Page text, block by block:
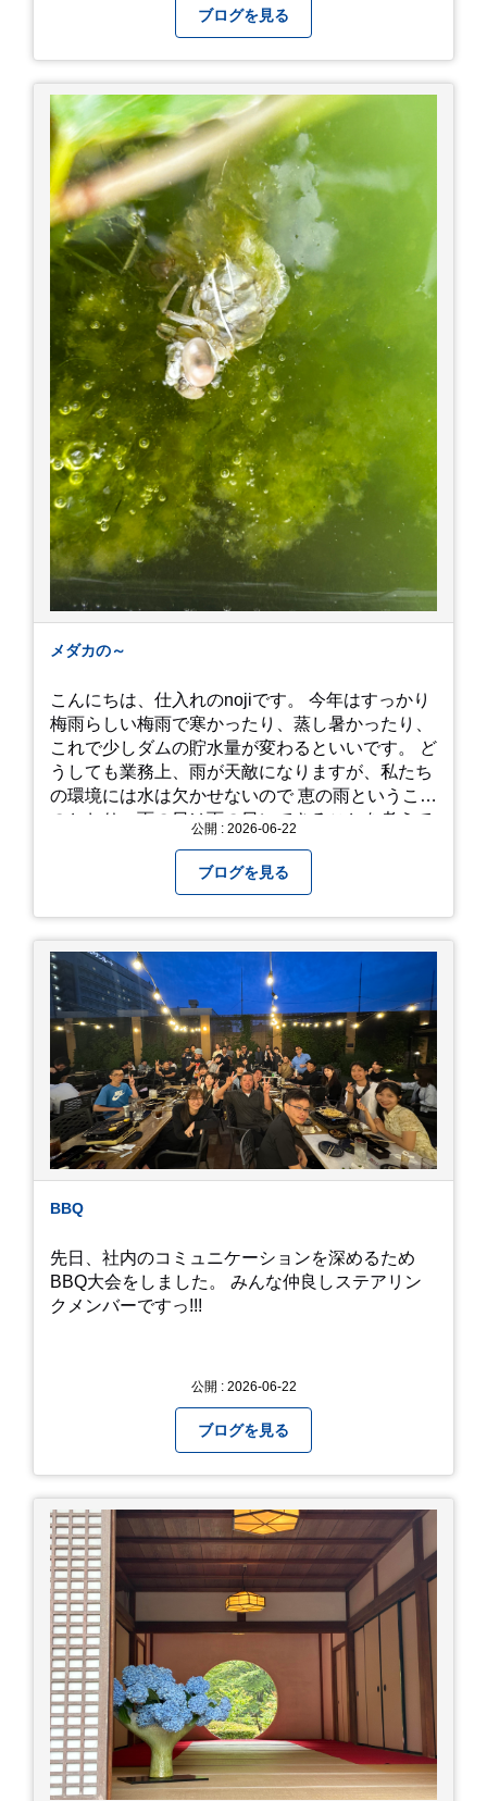
て本当に良かったです！ そして美味しい物もたく
さん。 写真は地元のスーパーで買った自分へのお
土産たち。 お好み焼きもやっぱり美味しいです
ね！ 広島また遊びに行きたいです♪
ブログを見る
メダカの～
こんにちは、仕入れのnojiです。 今年はすっかり
梅雨らしい梅雨で寒かったり、蒸し暑かったり、
これで少しダムの貯水量が変わるといいです。 ど
うしても業務上、雨が天敵になりますが、私たち
の環境には水は欠かせないので 恵の雨というこば
のとおり、雨の日は雨の日にできることを考えて
になってしまいましたが、お家には代々10年以上
続く ヒメダカがいますが、そのメダカの池にはト
ンボが卵を産んで、ヤゴがいたり、変な虫が いた
りします。ヤゴはメダカを食べてしまうのでほん
とは別にしたいのですが、トンボに かえるところ
が見たくて飼ってみました。 が、途中までかえり
そうでしたが、だめなようでした。 秋にはたくさ
んのトンボが飛んでいますが、自然の中で成虫に
かえるというのは厳しいんだなと 実感しました。
私たち、生かされている以上、一所懸命何かをし
ないともったいないなと メダカのお池のトンボか
ら教えていただきました。
公開 : 2026-06-22
ブログを見る
BBQ
先日、社内のコミュニケーションを深めるため
BBQ大会をしました。 みんな仲良しステアリン
クメンバーですっ!!!
公開 : 2026-06-22
ブログを見る